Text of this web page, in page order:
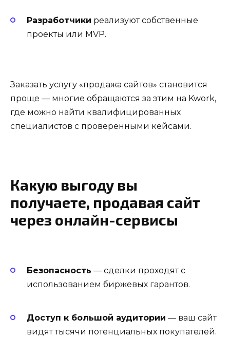
Разработчики реализуют собственные
проекты или MVP.
Заказать услугу «продажа сайтов» становится
проще — многие обращаются за этим на Kwork,
где можно найти квалифицированных
специалистов с проверенными кейсами.
Какую выгоду вы
получаете, продавая сайт
через онлайн-сервисы
Безопасность — сделки проходят с
использованием биржевых гарантов.
Доступ к большой аудитории — ваш сайт
видят тысячи потенциальных покупателей.